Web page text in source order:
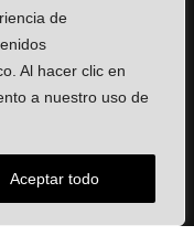
de
Al hacer clic en
a nuestro uso de
Aceptar todo